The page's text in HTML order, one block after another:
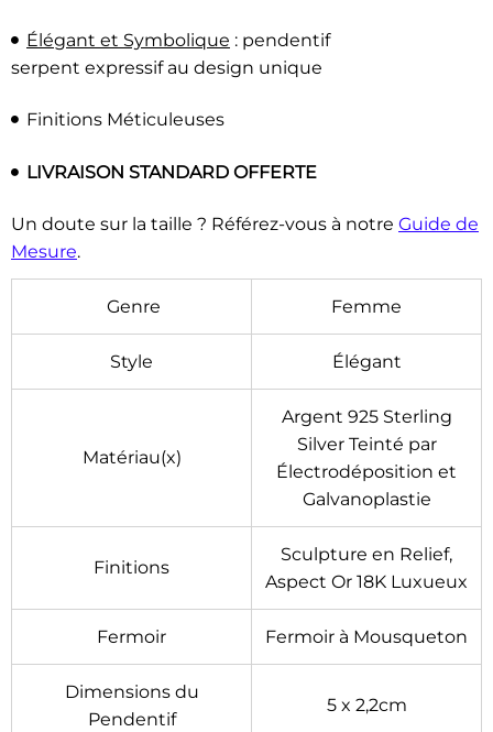
Élégant et Symbolique : pendentif
serpent expressif au design unique
Finitions Méticuleuses
LIVRAISON STANDARD OFFERTE
Un doute sur la taille ? Référez-vous à notre Guide de
Mesure.
Genre Femme
Style Élégant
Matériau(x)
Argent 925 Sterling
Silver Teinté par
Électrodéposition et
Galvanoplastie
Finitions
Sculpture en Relief,
Aspect Or 18K Luxueux
Fermoir Fermoir à Mousqueton
Dimensions du
Pendentif
5 x 2,2cm